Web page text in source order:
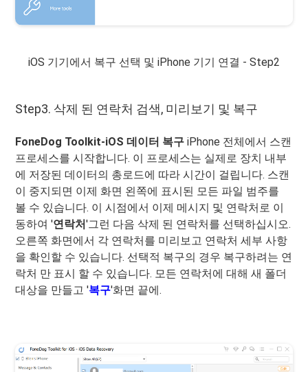
iOS 기기에서 복구 선택 및 iPhone 기기 연결 - Step2
Step3. 삭제 된 연락처 검색, 미리보기 및 복구
FoneDog Toolkit-iOS 데이터 복구 iPhone 전체에서 스캔
프로세스를 시작합니다. 이 프로세스는 실제로 장치 내부
에 저장된 데이터의 총로드에 따라 시간이 걸립니다. 스캔
이 중지되면 이제 화면 왼쪽에 표시된 모든 파일 범주를
볼 수 있습니다. 이 시점에서 이제 메시지 및 연락처로 이
동하여 '연락처'그런 다음 삭제 된 연락처를 선택하십시오.
오른쪽 화면에서 각 연락처를 미리보고 연락처 세부 사항
을 확인할 수 있습니다. 선택적 복구의 경우 복구하려는 연
락처 만 표시 할 수 있습니다. 모든 연락처에 대해 새 폴더
대상을 만들고 '복구'화면 끝에.